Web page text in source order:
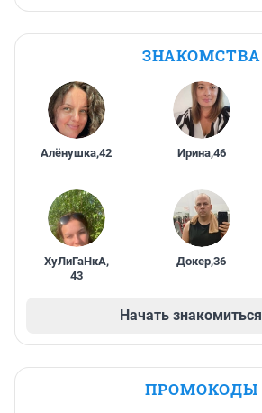
ЗНАКОМСТВА
Алёнушка,42 Ирина,46
ХуЛиГаНкА,
43
Докер,36
Начать знакомиться
ПРОМОКОДЫ